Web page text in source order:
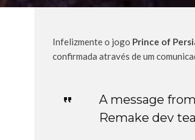
Infelizmente o jogo Prince of
confirmada através de um
A message
Remake dev